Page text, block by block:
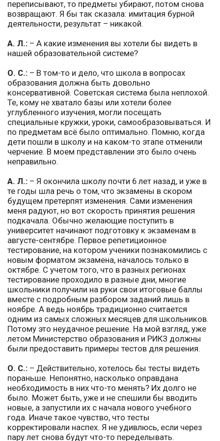
переписывают, то предметы убирают, потом снова
возвращают. Я бы так сказала: имитация бурной
деятельности, результат – никакой.
А. Л.: – А какие изменения вы хотели бы видеть в
нашей образовательной системе?
О. С.: – В том-то и дело, что школа в вопросах
образования должна быть довольно
консервативной. Советская система была неплохой.
Те, кому не хватало базы или хотели более
углубленного изучения, могли посещать
специальные кружки, уроки, самообразовываться. И
по предметам всё было оптимально. Помню, когда
дети пошли в школу и на каком-то этапе отменили
черчение. В моем представлении это было очень
неправильно.
А. Л.: – Я окончила школу почти 6 лет назад, и уже в
те годы шла речь о том, что экзамены в скором
будущем претерпят изменения. Сами изменения
меня радуют, но вот скорость принятия решения
подкачала. Обычно желающие поступить в
университет начинают подготовку к экзаменам в
августе-сентябре. Первое репетиционное
тестирование, на котором ученики познакомились с
новым форматом экзамена, началось только в
октябре. С учетом того, что в разных регионах
тестирование проходило в разные дни, многие
школьники получили на руки свои итоговые баллы
вместе с подробным разбором заданий лишь в
ноябре. А ведь ноябрь традиционно считается
одним из самых сложных месяцев для школьников.
Потому это неудачное решение. На мой взгляд, уже
летом Министерство образования и РИКЗ должны
были предоставить примеры тестов для решения.
О. С.: – Действительно, хотелось бы тесты видеть
пораньше. Непонятно, насколько оправдана
необходимость в них что-то менять? Их долго не
было. Может быть, уже и не спешили бы вводить
новые, а запустили их с начала нового учебного
года. Иначе такое чувство, что тесты
корректировали наспех. Я не удивлюсь, если через
пару лет снова будут что-то переделывать.